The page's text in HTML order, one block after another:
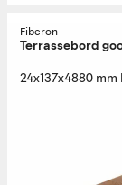
Fiberon
Terrassebord
24x137x4880